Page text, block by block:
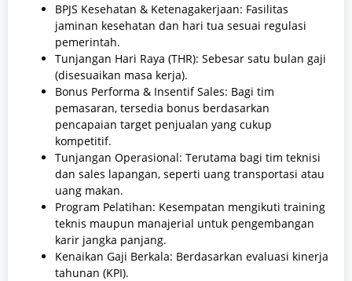
BPJS Kesehatan & Ketenagakerjaan: Fasilitas
jaminan kesehatan dan hari tua sesuai regulasi
pemerintah.
Tunjangan Hari Raya (THR): Sebesar satu bulan gaji
(disesuaikan masa kerja).
Bonus Performa & Insentif Sales: Bagi tim
pemasaran, tersedia bonus berdasarkan
pencapaian target penjualan yang cukup
kompetitif.
Tunjangan Operasional: Terutama bagi tim teknisi
dan sales lapangan, seperti uang transportasi atau
uang makan.
Program Pelatihan: Kesempatan mengikuti training
teknis maupun manajerial untuk pengembangan
karir jangka panjang.
Kenaikan Gaji Berkala: Berdasarkan evaluasi kinerja
tahunan (KPI).